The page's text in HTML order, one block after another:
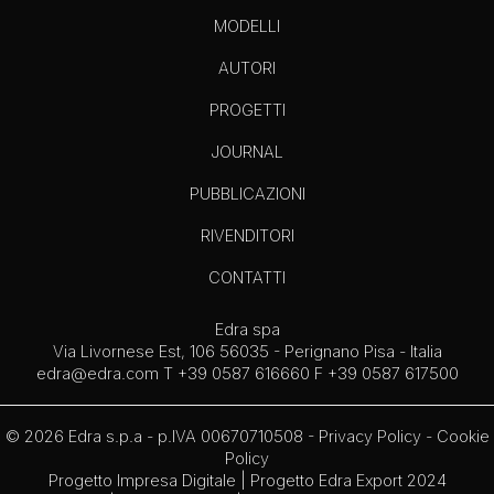
MODELLI
AUTORI
PROGETTI
JOURNAL
PUBBLICAZIONI
RIVENDITORI
CONTATTI
Edra spa
Via Livornese Est, 106 56035 - Perignano Pisa - Italia
edra@edra.com T +39 0587 616660 F +39 0587 617500
© 2026 Edra s.p.a - p.IVA 00670710508 - Privacy Policy- Cookie
Policy
Progetto Impresa Digitale
Progetto Edra Export 2024